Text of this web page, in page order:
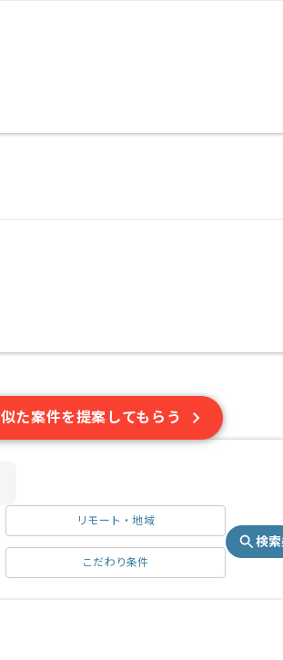
似た案件を提案してもらう
リモート・地域
こだわり条件
検